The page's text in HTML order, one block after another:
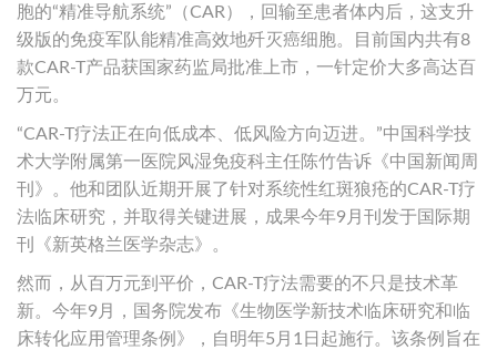
胞的“精准导航系统”（CAR），回输至患者体内后，这支升
级版的免疫军队能精准高效地歼灭癌细胞。目前国内共有8
款CAR-T产品获国家药监局批准上市，一针定价大多高达百
万元。
“CAR-T疗法正在向低成本、低风险方向迈进。”中国科学技
术大学附属第一医院风湿免疫科主任陈竹告诉《中国新闻周
刊》。他和团队近期开展了针对系统性红斑狼疮的CAR-T疗
法临床研究，并取得关键进展，成果今年9月刊发于国际期
刊《新英格兰医学杂志》。
然而，从百万元到平价，CAR-T疗法需要的不只是技术革
新。今年9月，国务院发布《生物医学新技术临床研究和临
床转化应用管理条例》，自明年5月1日起施行。该条例旨在